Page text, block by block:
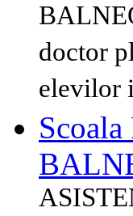
doctor
elevilor